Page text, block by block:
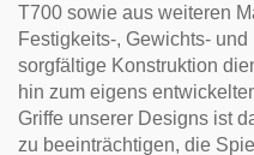
T700 sowie aus weiteren
Festigkeits-, Gewichts-
sorgfältige Konstruktion
hin zum eigens
Griffe unserer Designs ist
zu beeinträchtigen, die